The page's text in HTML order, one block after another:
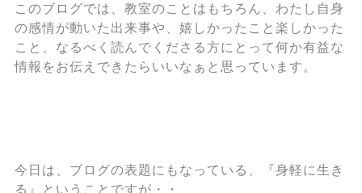
このブログでは、教室のことはもちろん、わたし自身
の感情が動いた出来事や、嬉しかったこと楽しかった
こと、なるべく読んでくださる方にとって何か有益な
情報をお伝えできたらいいなぁと思っています。
今日は、ブログの表題にもなっている、『身軽に生き
る』ということですが・・